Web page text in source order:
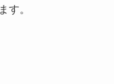
す。